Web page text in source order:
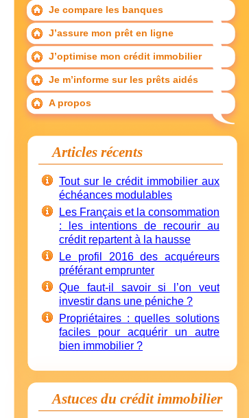
Je compare les banques
J’assure mon prêt en ligne
J’optimise mon crédit immobilier
Je m’informe sur les prêts aidés
A propos
Articles récents
Tout sur le crédit immobilier aux
échéances modulables
Les Français et la consommation
: les intentions de recourir au
crédit repartent à la hausse
Le profil 2016 des acquéreurs
préférant emprunter
Que faut-il savoir si l’on veut
investir dans une péniche ?
Propriétaires : quelles solutions
faciles pour acquérir un autre
bien immobilier ?
Astuces du crédit immobilier